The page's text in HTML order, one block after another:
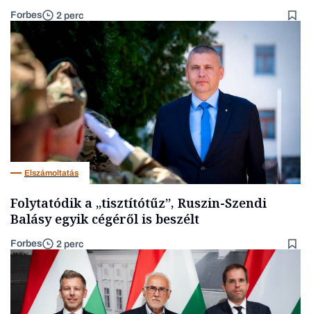
Forbes 2 perc
Elszámoltatás
Folytatódik a „tisztítótűz”, Ruszin-Szendi
Balásy egyik cégéről is beszélt
Forbes 2 perc